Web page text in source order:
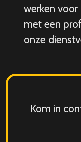
werken
met een
onze
Kom in